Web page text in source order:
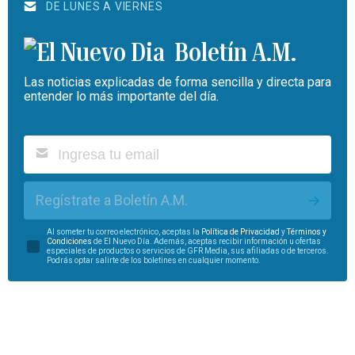
DE LUNES A VIERNES
Boletín A.M.
Las noticias explicadas de forma sencilla y directa para
entender lo más importante del día.
Regístrate a Boletín A.M.
Al someter tu correo electrónico, aceptas la Política de Privacidad yTérminos y
Condiciones de El Nuevo Día. Además, aceptas recibir información u ofertas
especiales de productos o servicios de GFR Media, sus afiliadas o de terceros.
Podrás optar salirte de los boletines en cualquier momento.